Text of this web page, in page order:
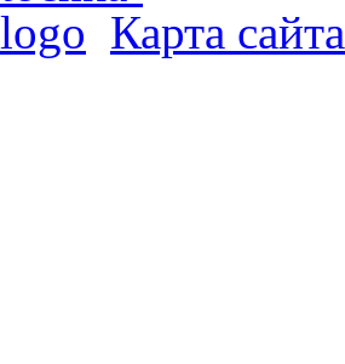
Карта сайта